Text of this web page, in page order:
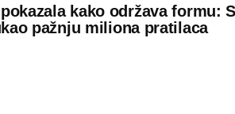
kako održava formu:
pažnju miliona pratilaca